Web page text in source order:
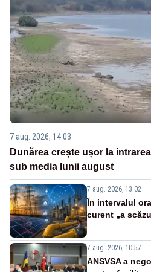
7 aug. 2026, 14:03
Dunărea crește ușor la
sub media lunii august
7 aug. 2026, 13:02
În intervalul
curent „a
7 aug. 2026, 10:57
ANSVSA a